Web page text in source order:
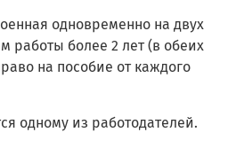
одновременно на двух
работы более 2 лет (в обеих
на пособие от каждого
одному из работодателей.